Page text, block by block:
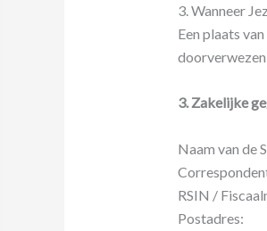
3. Wanneer
Een plaats
doorverwezen
3. Zakelijke
Naam van de
RSIN /